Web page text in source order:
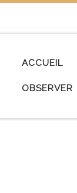
ACCUEIL
OBSERVER